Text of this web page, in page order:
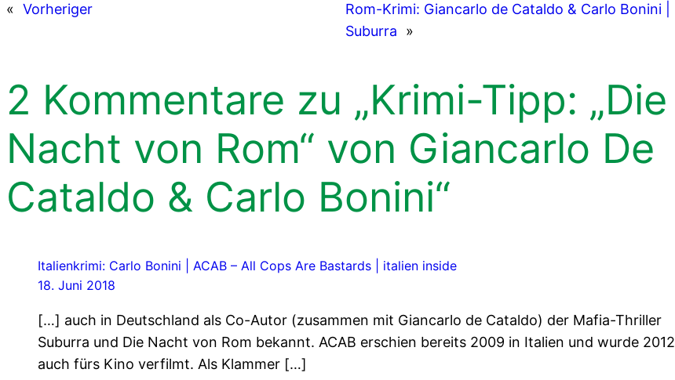
« Vorheriger
Rom-Krimi: Giancarlo de Cataldo & Carlo Bonini |
Suburra
»
2 Kommentare zu „Krimi-Tipp: „Die
Nacht von Rom“ von Giancarlo De
Cataldo & Carlo Bonini“
Italienkrimi: Carlo Bonini | ACAB – All Cops Are Bastards | italien inside
18. Juni 2018
[…] auch in Deutschland als Co-Autor (zusammen mit Giancarlo de Cataldo) der Mafia-Thriller
Suburra und Die Nacht von Rom bekannt. ACAB erschien bereits 2009 in Italien und wurde 2012
auch fürs Kino verfilmt. Als Klammer […]